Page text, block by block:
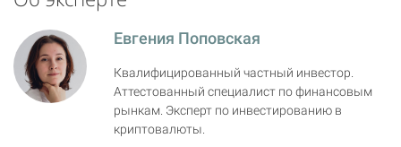
Евгения Поповская
Квалифицированный частный инвестор.
Аттестованный специалист по финансовым
рынкам. Эксперт по инвестированию в
криптовалюты.